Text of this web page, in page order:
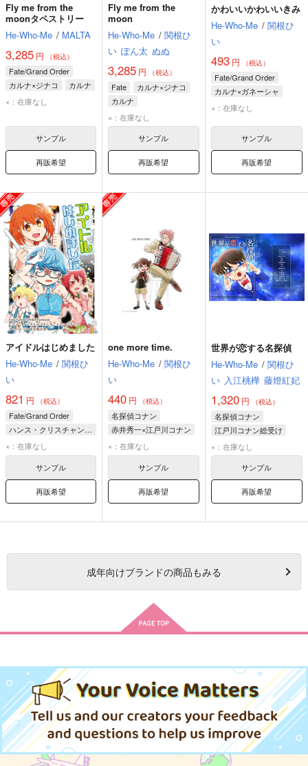
Fly me from the
moonタペストリー
He-Who-Me / MALTA
3,285 円 （税込）
Fate/Grand Order
カルナ×ジナコ
カルナ
ジナコ＝カリギリ
×：在庫なし
サンプル
再販希望
Fly me from the
moon
He-Who-Me / 関根ひ
い ぽん太 ぬぬ
3,285 円 （税込）
Fate
カルナ×ジナコ
カルナ
ジナコ＝カリギリ
ガネーシャ
×：在庫なし
サンプル
再販希望
かわいいかわいいきみ
He-Who-Me / 関根ひ
い
493円 （税込）
Fate/Grand Order
カルナ×ガネーシャ
カルナ
ガネーシャ
×：在庫なし
サンプル
再販希望
アイドルはじめました
He-Who-Me / 関根ひ
い
821 円 （税込）
Fate/Grand Order
ハンス・クリスチャン・アンデルセン
ぐだ子
×：在庫なし
サンプル
再販希望
one more time.
He-Who-Me / 関根ひ
い
440 円 （税込）
名探偵コナン
赤井秀一×江戸川コナン
江戸川コナン
赤井秀一
沖矢昴
×：在庫なし
サンプル
再販希望
世界が恋する名探偵
He-Who-Me / 関根ひ
い 入江桃樺 藤燈紅妃
1,320円 （税込）
名探偵コナン
江戸川コナン総受け
江戸川コナン
赤井秀一
安室透
×：在庫なし
サンプル
再販希望
成年向けブランドの商品もみる